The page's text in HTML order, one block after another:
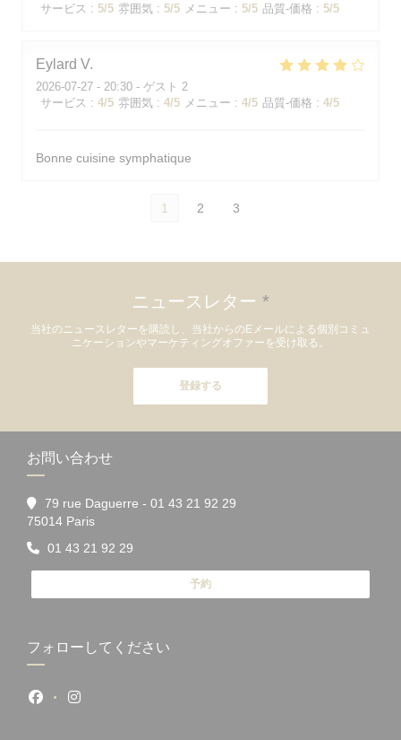
サービス : 5/5 雰囲気 : 5/5 メニュー : 5/5 品質-価格 : 5/5
Eylard V
2026-07-27 - 20:30 - ゲスト 2
サービス : 4/5 雰囲気 : 4/5 メニュー : 4/5 品質-価格 : 4/5
Bonne cuisine symphatique
1 2 3
ニュースレター *
当社のニュースレターを購読し、当社からのEメールによる個別コミュ
ニケーションやマーケティングオファーを受け取る。
登録する
お問い合わせ
79 rue Daguerre - 01 43 21 92 29
75014 Paris((新しいウィンドウで開きます))
01 43 21 92 29
予約
フォローしてください
Facebook ((新しいウィンドウで開きます))
Instagram ((新しいウィンドウで開きます))